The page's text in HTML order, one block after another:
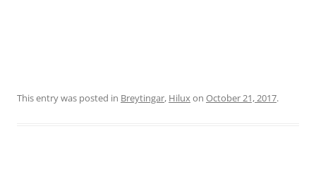
This entry was posted in Breytingar, Hiluxon October 21, 2017.